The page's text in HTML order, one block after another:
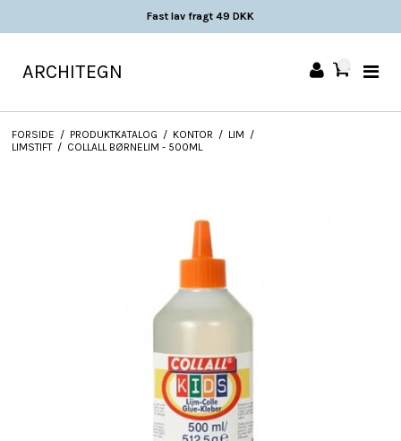
Fast lav fragt 49 DKK
ARCHITEGN
FORSIDE / PRODUKTKATALOG / KONTOR / LIM /
LIMSTIFT / COLLALL BØRNELIM - 500ML